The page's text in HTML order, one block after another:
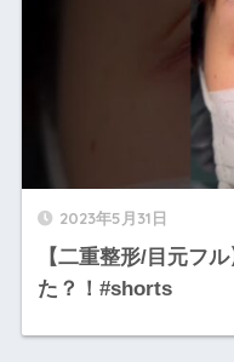
2023年5月31日
【二重整形/目元フ
た？！#shorts